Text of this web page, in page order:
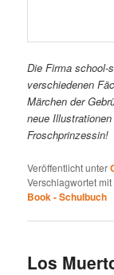
Die Firma school-
verschiedenen
Märchen der
neue
Froschprinzessin!
Veröffentlicht unter
Verschlagwortet mit
Book - Schulbuch
Los